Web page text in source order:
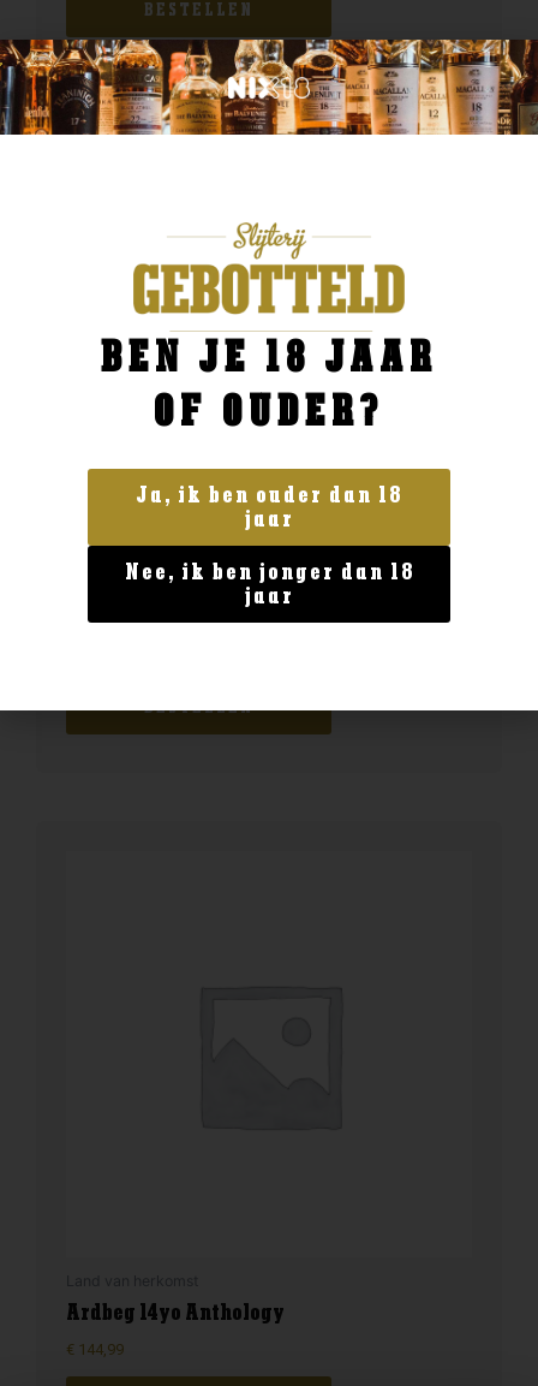
BESTELLEN
Land van herkomst
Fettercairn 12 year
BESTELLEN
Ardbeg 14yo Anthology
€ 144,99
BEN JE 18 JAAR
OF OUDER?
Ja, ik ben ouder dan 18
jaar
Nee, ik ben jonger dan 18
jaar